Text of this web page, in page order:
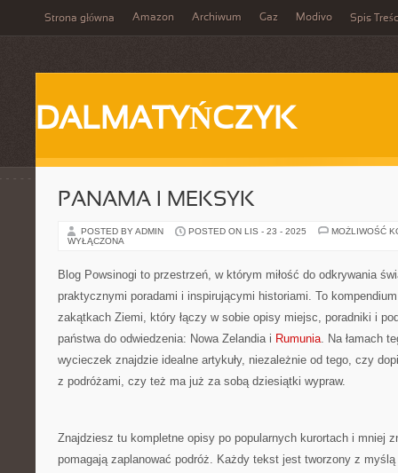
Strona główna Amazon Archiwum Gaz Modivo Spis
DALMATYŃCZYK
PANAMA I MEKSYK
POSTED BY ADMIN POSTED ON LIS - 23 - 2025
MOŻLIWOŚĆ
WYŁĄCZONA
Blog Powsinogi to przestrzeń, w którym miłość do odkrywania
praktycznymi poradami i inspirującymi historiami. To
zakątkach Ziemi, który łączy w sobie opisy miejsc, poradniki i
państwa do odwiedzenia: Nowa Zelandia i Rumunia. Na łamach
wycieczek znajdzie idealne artykuły, niezależnie od tego, czy
z podróżami, czy też ma już za sobą dziesiątki wypraw.
Znajdziesz tu kompletne opisy po popularnych kurortach i mniej
pomagają zaplanować podróż. Każdy tekst jest tworzony z